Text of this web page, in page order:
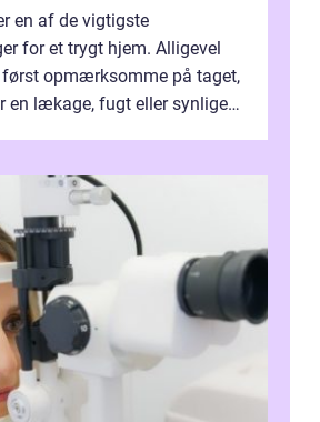
en af de vigtigste
for et trygt hjem. Alligevel
først opmærksomme på taget,
en lækage, fugt eller synlige